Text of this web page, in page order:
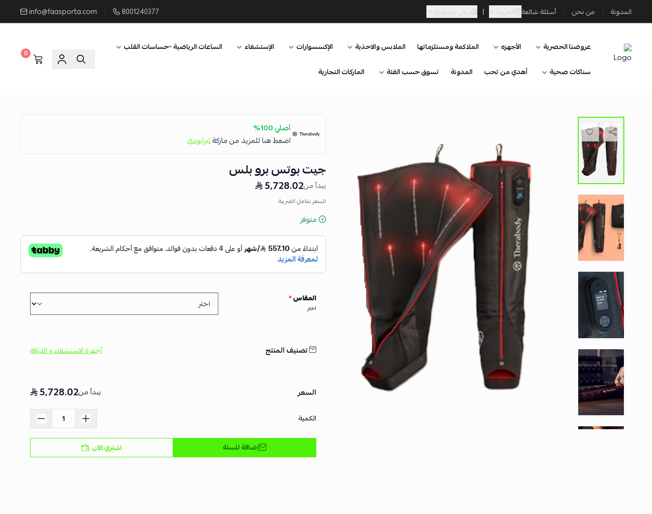
المدونة من نحن أسئلة شائعة العربية | ريال سعودي 8001240377
info@faasporta.com
Sporta
عروضنا الحصرية الأجهزه الملاكمة ومستلزماتها الملابس والاحذية الإكسسوارات الإستشفاء
الساعات الرياضية -حساسات القلب
سناكات صحية
أهدي من تحب المدونة تسوق حسب الفئة الماركات التجارية
0
أصلي 100%
اضغط هنا للمزيد من ماركةثيرابودي
جيت بوتس برو بلس
يبدأ من5,728.02
السعر شامل الضريبة
متوفر
المقاس*
اختر
تصنيف المنتج أجهزة الاستشفاء و اللياقة
السعر يبدأ من5,728.02
الكمية
إضافة للسلة اشتري الآن